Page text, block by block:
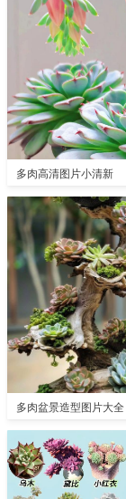
多肉高清图片小清新
多肉盆景造型图片大全